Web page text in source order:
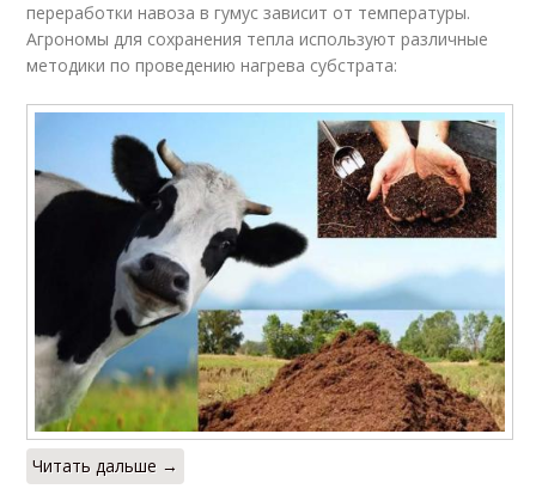
переработки навоза в гумус зависит от температуры.
Агрономы для сохранения тепла используют различные
методики по проведению нагрева субстрата:
Читать дальше →